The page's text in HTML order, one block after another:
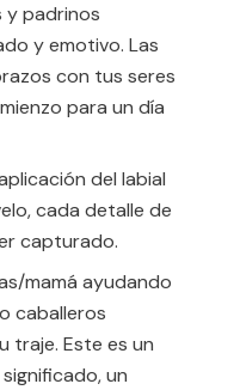
y padrinos
y emotivo. Las
con tus seres
para un día
del labial
cada detalle de
capturado.
mamá ayudando
caballeros
traje. Este es un
un